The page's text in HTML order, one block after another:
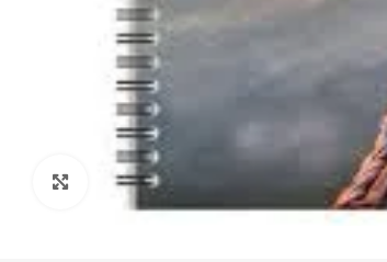
Click to enlarge